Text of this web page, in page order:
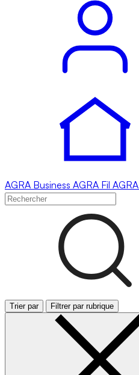
AGRA Business AGRA Fil AGRA
Trier par Filtrer par rubrique